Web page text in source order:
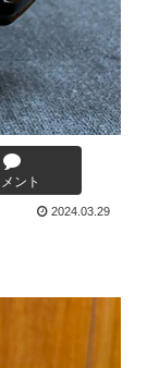
ント
2024.03.29